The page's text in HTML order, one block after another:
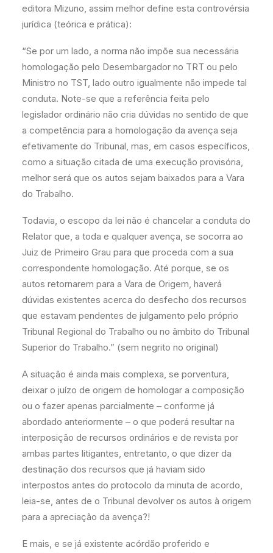
editora Mizuno, assim melhor define esta controvérsia
jurídica (teórica e prática):
“Se por um lado, a norma não impõe sua necessária
homologação pelo Desembargador no TRT ou pelo
Ministro no TST, lado outro igualmente não impede tal
conduta. Note-se que a referência feita pelo
legislador ordinário não cria dúvidas no sentido de que
a competência para a homologação da avença seja
efetivamente do Tribunal, mas, em casos específicos,
como a situação citada de uma execução provisória,
melhor será que os autos sejam baixados para a Vara
do Trabalho.
Todavia, o escopo da lei não é chancelar a conduta do
Relator que, a toda e qualquer avença, se socorra ao
Juiz de Primeiro Grau para que proceda com a sua
correspondente homologação. Até porque, se os
autos retornarem para a Vara de Origem, haverá
dúvidas existentes acerca do desfecho dos recursos
que estavam pendentes de julgamento pelo próprio
Tribunal Regional do Trabalho ou no âmbito do Tribunal
Superior do Trabalho.” (sem negrito no original)
A situação é ainda mais complexa, se porventura,
deixar o juízo de origem de homologar a composição
ou o fazer apenas parcialmente – conforme já
abordado anteriormente – o que poderá resultar na
interposição de recursos ordinários e de revista por
ambas partes litigantes, entretanto, o que dizer da
destinação dos recursos que já haviam sido
interpostos antes do protocolo da minuta de acordo,
leia-se, antes de o Tribunal devolver os autos à origem
para a apreciação da avença?!
E mais, e se já existente acórdão proferido e